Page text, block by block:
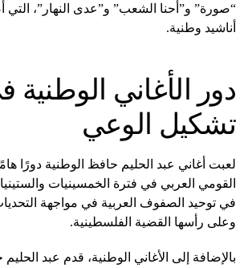
“صورة” و”أحنا الشعب” و”عدى النهار”، التي
أناشيد وطنية.
دور الأغاني الوطنية
تشكيل الوعي
لعبت أغاني عبد الحليم حافظ الوطنية دورًا
القومي العربي في فترة الخمسينيات
في توحيد الصفوف العربية في مواجهة
وعلى رأسها القضية الفلسطينية.
بالإضافة إلى الأغاني الوطنية، قدم عبد